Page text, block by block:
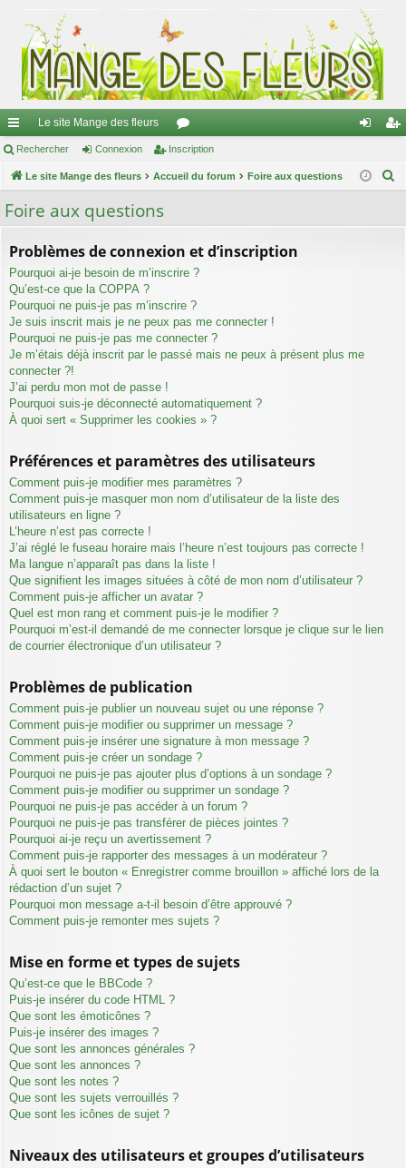
ac
co
ur
s
Le site Mange des fleurs
or
u ne cri
Rechercher Connexion Inscription
Le site Mange des fleurs Accueil du forum Foire aux questions
Foire aux questions
Problèmes de connexion et d’inscription
Pourquoi ai-je besoin de m’inscrire ?
Qu’est-ce que la COPPA ?
Pourquoi ne puis-je pas m’inscrire ?
Je suis inscrit mais je ne peux pas me connecter !
Pourquoi ne puis-je pas me connecter ?
Je m’étais déjà inscrit par le passé mais ne peux à présent plus me
connecter ?!
J’ai perdu mon mot de passe !
Pourquoi suis-je déconnecté automatiquement ?
À quoi sert « Supprimer les cookies » ?
Préférences et paramètres des utilisateurs
Comment puis-je modifier mes paramètres ?
Comment puis-je masquer mon nom d’utilisateur de la liste des
utilisateurs en ligne ?
L’heure n’est pas correcte !
J’ai réglé le fuseau horaire mais l’heure n’est toujours pas correcte !
Ma langue n’apparaît pas dans la liste !
Que signifient les images situées à côté de mon nom d’utilisateur ?
Comment puis-je afficher un avatar ?
Quel est mon rang et comment puis-je le modifier ?
Pourquoi m’est-il demandé de me connecter lorsque je clique sur le lien
de courrier électronique d’un utilisateur ?
Problèmes de publication
Comment puis-je publier un nouveau sujet ou une réponse ?
Comment puis-je modifier ou supprimer un message ?
Comment puis-je insérer une signature à mon message ?
Comment puis-je créer un sondage ?
Pourquoi ne puis-je pas ajouter plus d’options à un sondage ?
Comment puis-je modifier ou supprimer un sondage ?
Pourquoi ne puis-je pas accéder à un forum ?
Pourquoi ne puis-je pas transférer de pièces jointes ?
Pourquoi ai-je reçu un avertissement ?
Comment puis-je rapporter des messages à un modérateur ?
À quoi sert le bouton « Enregistrer comme brouillon » affiché lors de la
rédaction d’un sujet ?
Pourquoi mon message a-t-il besoin d’être approuvé ?
Comment puis-je remonter mes sujets ?
Mise en forme et types de sujets
Qu’est-ce que le BBCode ?
Puis-je insérer du code HTML ?
Que sont les émoticônes ?
Puis-je insérer des images ?
Que sont les annonces générales ?
Que sont les annonces ?
Que sont les notes ?
Que sont les sujets verrouillés ?
Que sont les icônes de sujet ?
Niveaux des utilisateurs et groupes d’utilisateurs